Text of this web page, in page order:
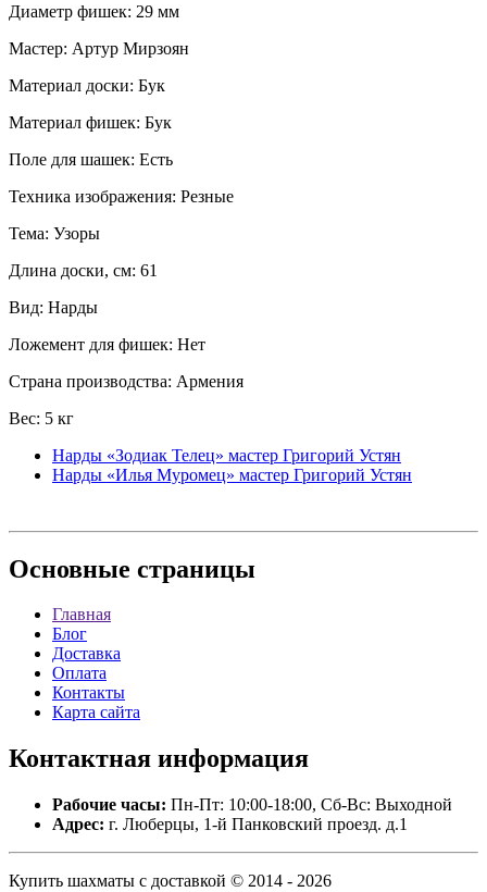
Диаметр фишек: 29 мм
Мастер: Артур Мирзоян
Материал доски: Бук
Материал фишек: Бук
Поле для шашек: Есть
Техника изображения: Резные
Тема: Узоры
Длина доски, см: 61
Вид: Нарды
Ложемент для фишек: Нет
Страна производства: Армения
Вес: 5 кг
Нарды «Зодиак Телец» мастер Григорий Устян
Нарды «Илья Муромец» мастер Григорий Устян
Основные страницы
Главная
Блог
Доставка
Оплата
Контакты
Карта сайта
Контактная информация
Рабочие часы: Пн-Пт: 10:00-18:00, Сб-Вс: Выходной
Адрес: г. Люберцы, 1-й Панковский проезд. д.1
Купить шахматы с доставкой © 2014 - 2026